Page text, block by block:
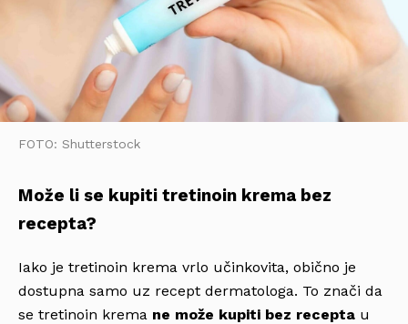
FOTO: Shutterstock
Može li se kupiti tretinoin krema bez
recepta?
Iako je tretinoin krema vrlo učinkovita, obično je
dostupna samo uz recept dermatologa. To znači da
se tretinoin krema ne može kupiti bez recepta u